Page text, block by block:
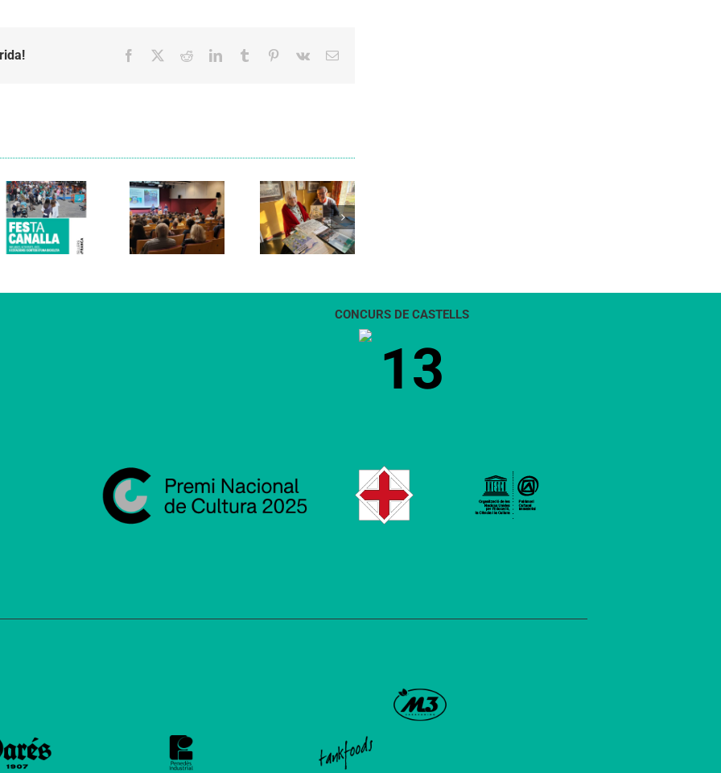
Facebook RedditLinkedInTumblr Pinterest
Vk Email:
Cal Figarot
lidera el
primer
d’energia
comunitària
Els Verds
presenten el
llibre
“Petita
història
dels
CONCURS DE CASTELLS
13